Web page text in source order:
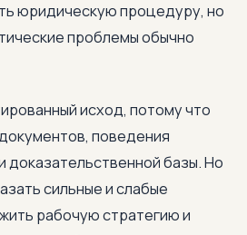
юридическую процедуру, но
проблемы обычно
исход, потому что
поведения
доказательственной базы. Но
сильные и слабые
рабочую стратегию и